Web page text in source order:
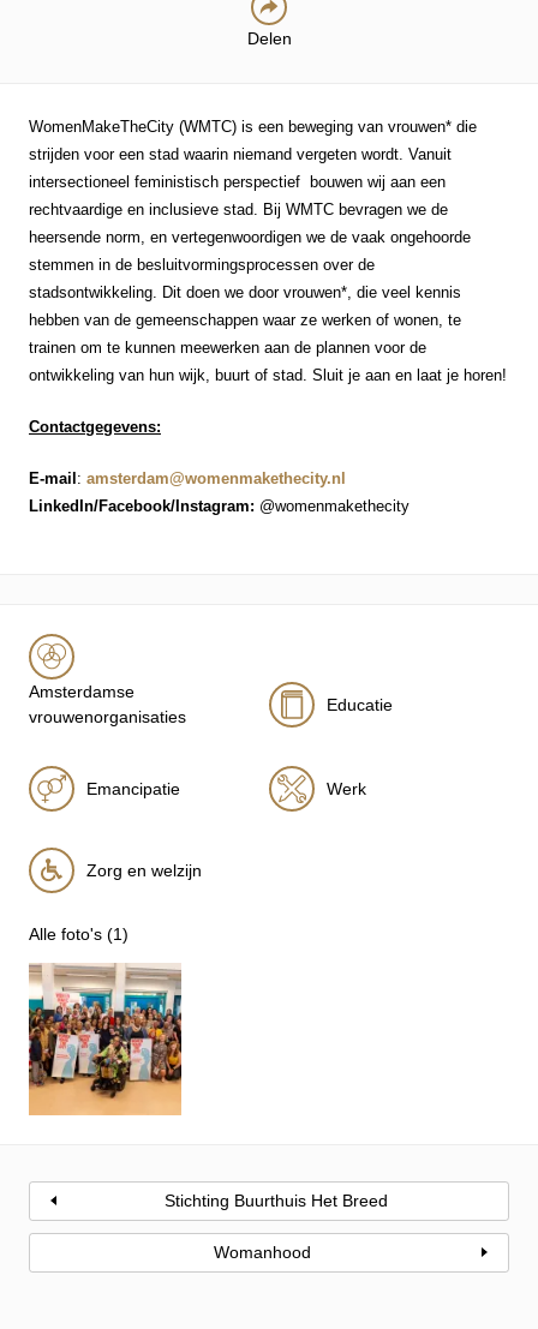
Delen
WomenMakeTheCity (WMTC) is een beweging van vrouwen* die
strijden voor een stad waarin niemand vergeten wordt. Vanuit
intersectioneel feministisch perspectief bouwen wij aan een
rechtvaardige en inclusieve stad. Bij WMTC bevragen we de
heersende norm, en vertegenwoordigen we de vaak ongehoorde
stemmen in de besluitvormingsprocessen over de
stadsontwikkeling. Dit doen we door vrouwen*, die veel kennis
hebben van de gemeenschappen waar ze werken of wonen, te
trainen om te kunnen meewerken aan de plannen voor de
ontwikkeling van hun wijk, buurt of stad. Sluit je aan en laat je horen!
Contactgegevens:
E-mail : amsterdam@womenmakethecity.nl
LinkedIn/Facebook/Instagram: @womenmakethecity
Amsterdamse
vrouwenorganisaties
Educatie
Emancipatie Werk
Zorg en welzijn
Alle foto's (1)
Stichting Buurthuis Het Breed
Womanhood